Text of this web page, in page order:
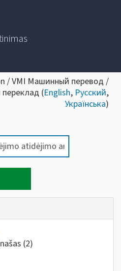
/ VMI Машинный перевод /
(English, Русский,
Українська)
(2)